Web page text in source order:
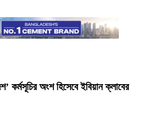
কর্মসূচির অংশ হিসেবে ইবিয়ান ক্লাবের